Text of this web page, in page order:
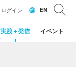
実践＋発信 イベント
ログイン EN